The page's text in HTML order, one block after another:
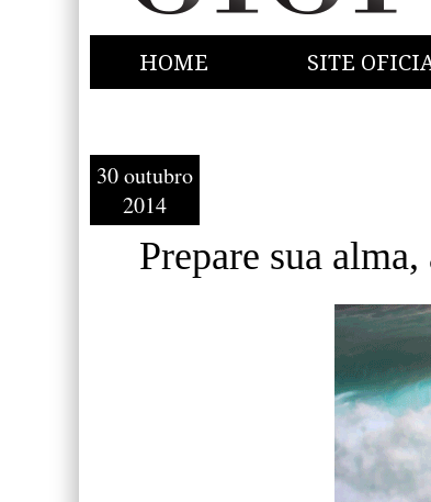
HOME SITE
30 outubro
2014
Prepare sua